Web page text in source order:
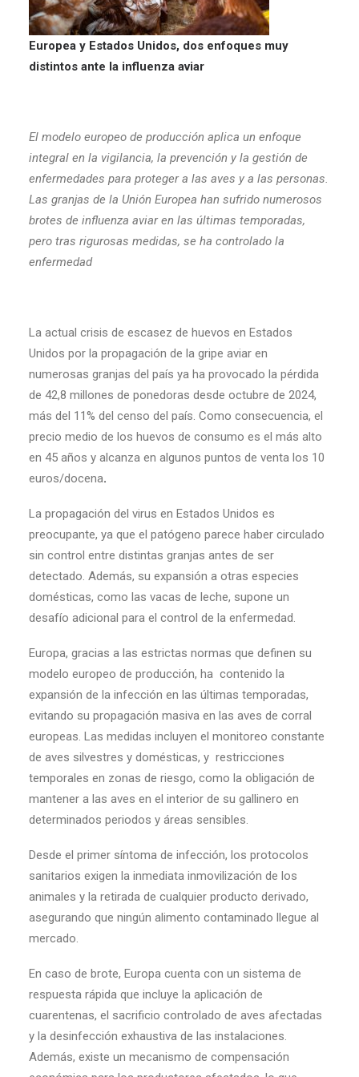
Europea y Estados Unidos, dos enfoques muy
distintos ante la influenza aviar
El modelo europeo de producción aplica un enfoque
integral en la vigilancia, la prevención y la gestión de
enfermedades para proteger a las aves y a las personas.
Las granjas de la Unión Europea han sufrido numerosos
brotes de influenza aviar en las últimas temporadas,
pero tras rigurosas medidas, se ha controlado la
enfermedad
La actual crisis de escasez de huevos en Estados
Unidos por la propagación de la gripe aviar en
numerosas granjas del país ya ha provocado la pérdida
de 42,8 millones de ponedoras desde octubre de 2024,
más del 11% del censo del país. Como consecuencia, el
precio medio de los huevos de consumo es el más alto
en 45 años y alcanza en algunos puntos de venta los 10
euros/docena.
La propagación del virus en Estados Unidos es
preocupante, ya que el patógeno parece haber circulado
sin control entre distintas granjas antes de ser
detectado. Además, su expansión a otras especies
domésticas, como las vacas de leche, supone un
desafío adicional para el control de la enfermedad.
Europa, gracias a las estrictas normas que definen su
modelo europeo de producción, ha contenido la
expansión de la infección en las últimas temporadas,
evitando su propagación masiva en las aves de corral
europeas. Las medidas incluyen el monitoreo constante
de aves silvestres y domésticas, y restricciones
temporales en zonas de riesgo, como la obligación de
mantener a las aves en el interior de su gallinero en
determinados periodos y áreas sensibles.
Desde el primer síntoma de infección, los protocolos
sanitarios exigen la inmediata inmovilización de los
animales y la retirada de cualquier producto derivado,
asegurando que ningún alimento contaminado llegue al
mercado.
En caso de brote, Europa cuenta con un sistema de
respuesta rápida que incluye la aplicación de
cuarentenas, el sacrificio controlado de aves afectadas
y la desinfección exhaustiva de las instalaciones.
Además, existe un mecanismo de compensación